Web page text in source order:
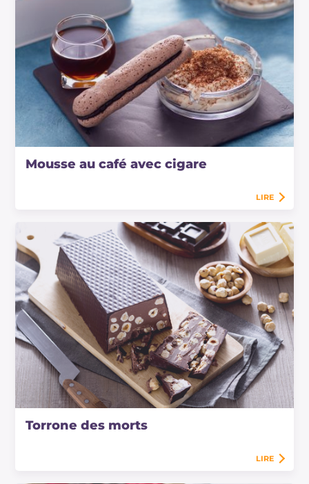
Mousse au café avec cigare
LIRE
Torrone des morts
LIRE